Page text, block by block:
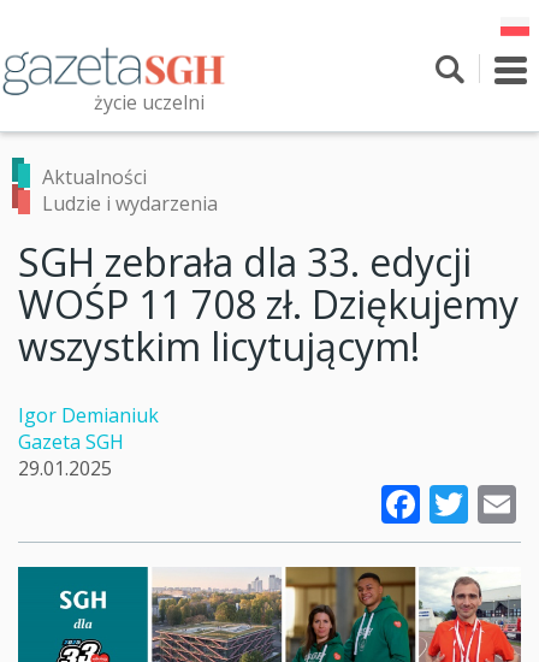
treści
życie uczelni
Przeszukaj witrynę
Aktualności
Ludzie i wydarzenia
SGH zebrała dla 33. edycji
WOŚP 11 708 zł. Dziękujemy
wszystkim licytującym!
Igor Demianiuk
Gazeta SGH
29.01.2025